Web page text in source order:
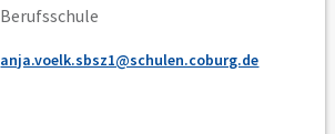
Berufsschule
anja.voelk.sbsz1@schulen.coburg.de